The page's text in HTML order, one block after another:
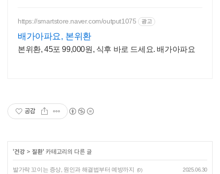
https://smartstore.naver.com/output1075 광고
배가아파요, 본위환
본위환, 45포 99,000원, 식후 바로 드세요. 배가아파요
공감
'건강 > 질환' 카테고리의 다른 글
발가락 꼬이는 증상, 원인과 해결법부터 예방까지 (0) 2025.06.30